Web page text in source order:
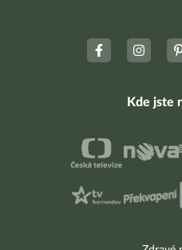
Kde jste